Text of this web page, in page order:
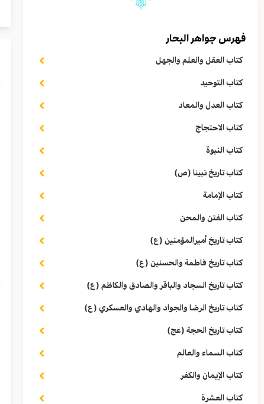
فهرس جواهر البحار
كتاب العقل والعلم والجهل
كتاب التوحيد
كتاب العدل والمعاد
كتاب الاحتجاج
كتاب النبوة
كتاب تاريخ نبينا (ص)
كتاب الإمامة
كتاب الفتن والمحن
كتاب تاريخ أميرالمؤمنين (ع)
كتاب تاريخ فاطمة والحسنين (ع)
كتاب تاريخ السجاد والباقر والصادق والكاظم (ع)
كتاب تاريخ الرضا والجواد والهادي والعسكري (ع)
كتاب تاريخ الحجة (عج)
كتاب السماء والعالم
كتاب الإيمان والكفر
كتاب العشرة